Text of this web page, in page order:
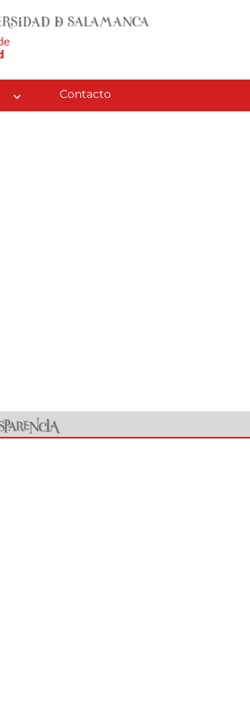
Contacto